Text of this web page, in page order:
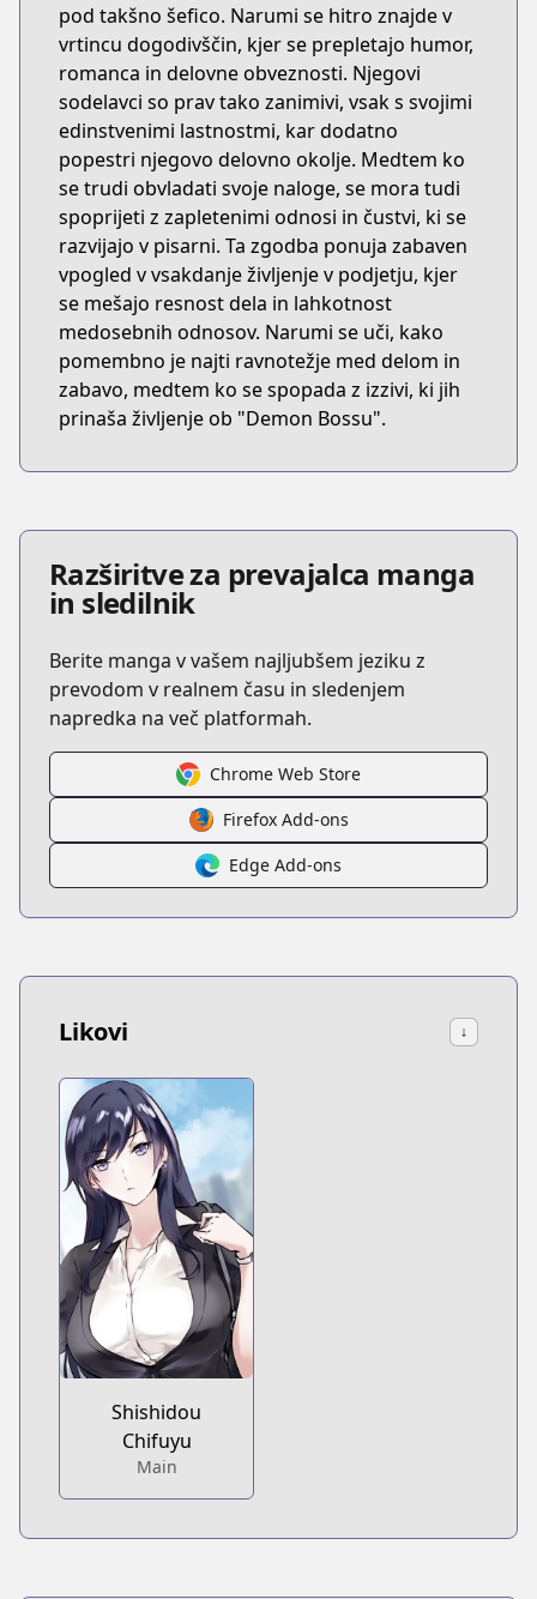
pod takšno šefico. Narumi se hitro znajde v
vrtincu dogodivščin, kjer se prepletajo humor,
romanca in delovne obveznosti. Njegovi
sodelavci so prav tako zanimivi, vsak s svojimi
edinstvenimi lastnostmi, kar dodatno
popestri njegovo delovno okolje. Medtem ko
se trudi obvladati svoje naloge, se mora tudi
spoprijeti z zapletenimi odnosi in čustvi, ki se
razvijajo v pisarni. Ta zgodba ponuja zabaven
vpogled v vsakdanje življenje v podjetju, kjer
se mešajo resnost dela in lahkotnost
medosebnih odnosov. Narumi se uči, kako
pomembno je najti ravnotežje med delom in
zabavo, medtem ko se spopada z izzivi, ki jih
prinaša življenje ob "Demon Bossu".
Razširitve za prevajalca manga
in sledilnik
Berite manga v vašem najljubšem jeziku z
prevodom v realnem času in sledenjem
napredka na več platformah.
Chrome Web Store
Firefox Add-ons
Edge Add-ons
Likovi ↓
Shishidou
Chifuyu
Main